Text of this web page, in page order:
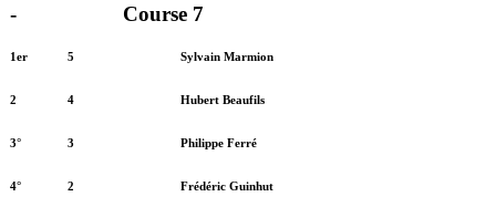
- Course 7
1er 5 Sylvain Marmion
2 4 Hubert Beaufils
3° 3 Philippe Ferré
4° 2 Frédéric Guinhut